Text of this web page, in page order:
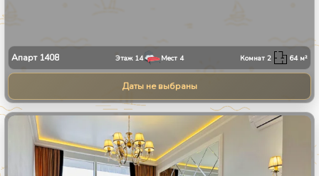
Апарт 1408 Этаж 14 Мест 4 Комнат2 64м²
Даты не выбраны